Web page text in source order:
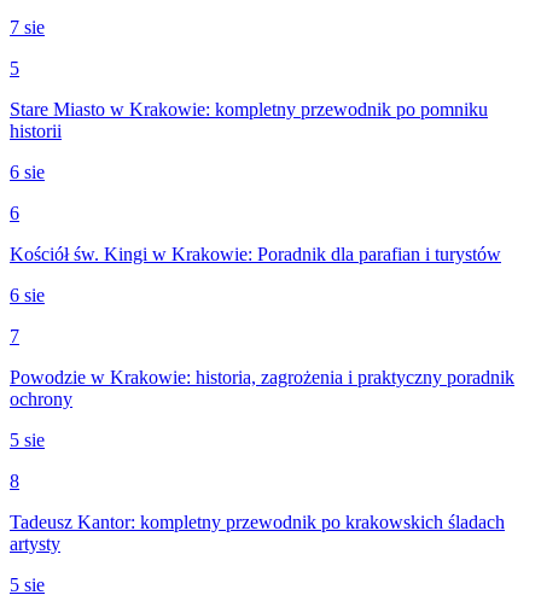
7 sie
5
Stare Miasto w Krakowie: kompletny przewodnik po pomniku
historii
6 sie
6
Kościół św. Kingi w Krakowie: Poradnik dla parafian i turystów
6 sie
7
Powodzie w Krakowie: historia, zagrożenia i praktyczny poradnik
ochrony
5 sie
8
Tadeusz Kantor: kompletny przewodnik po krakowskich śladach
artysty
5 sie